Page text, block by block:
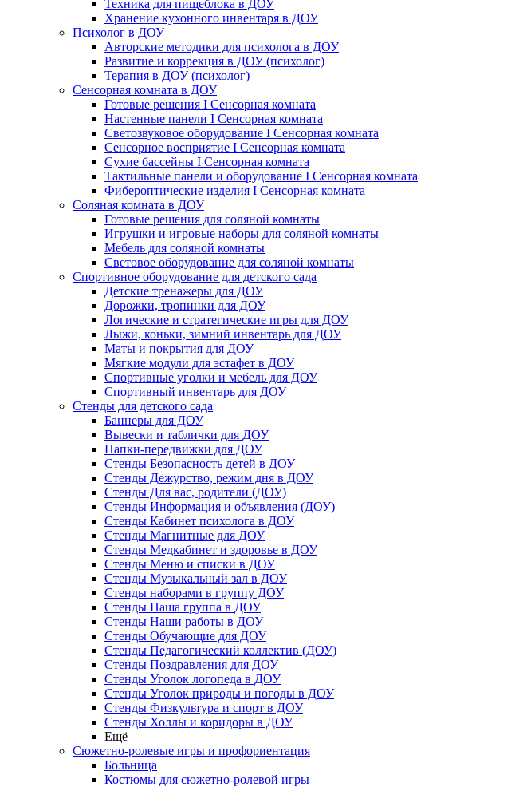
Техника для пищеблока в ДОУ
Хранение кухонного инвентаря в ДОУ
Психолог в ДОУ
Авторские методики для психолога в ДОУ
Развитие и коррекция в ДОУ (психолог)
Терапия в ДОУ (психолог)
Сенсорная комната в ДОУ
Готовые решения I Сенсорная комната
Настенные панели I Сенсорная комната
Светозвуковое оборудование I Сенсорная комната
Сенсорное восприятие I Сенсорная комната
Сухие бассейны I Сенсорная комната
Тактильные панели и оборудование I Сенсорная комната
Фибероптические изделия I Сенсорная комната
Соляная комната в ДОУ
Готовые решения для соляной комнаты
Игрушки и игровые наборы для соляной комнаты
Мебель для соляной комнаты
Световое оборудование для соляной комнаты
Спортивное оборудование для детского сада
Детские тренажеры для ДОУ
Дорожки, тропинки для ДОУ
Логические и стратегические игры для ДОУ
Лыжи, коньки, зимний инвентарь для ДОУ
Маты и покрытия для ДОУ
Мягкие модули для эстафет в ДОУ
Спортивные уголки и мебель для ДОУ
Спортивный инвентарь для ДОУ
Стенды для детского сада
Баннеры для ДОУ
Вывески и таблички для ДОУ
Папки-передвижки для ДОУ
Стенды Безопасность детей в ДОУ
Стенды Дежурство, режим дня в ДОУ
Стенды Для вас, родители (ДОУ)
Стенды Информация и объявления (ДОУ)
Стенды Кабинет психолога в ДОУ
Стенды Магнитные для ДОУ
Стенды Медкабинет и здоровье в ДОУ
Стенды Меню и списки в ДОУ
Стенды Музыкальный зал в ДОУ
Стенды наборами в группу ДОУ
Стенды Наша группа в ДОУ
Стенды Наши работы в ДОУ
Стенды Обучающие для ДОУ
Стенды Педагогический коллектив (ДОУ)
Стенды Поздравления для ДОУ
Стенды Уголок логопеда в ДОУ
Стенды Уголок природы и погоды в ДОУ
Стенды Физкультура и спорт в ДОУ
Стенды Холлы и коридоры в ДОУ
Ещё
Сюжетно-ролевые игры и профориентация
Больница
Костюмы для сюжетно-ролевой игры